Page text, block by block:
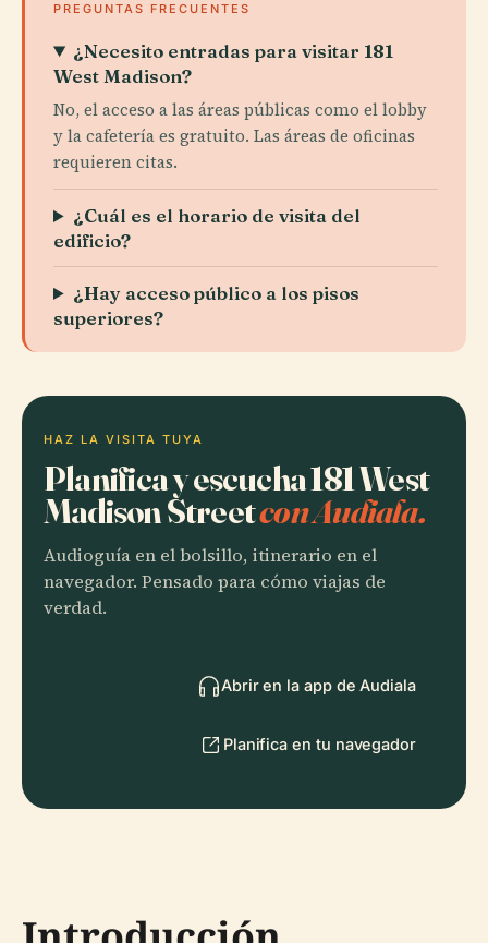
PREGUNTAS FRECUENTES
¿Necesito entradas para visitar 181
West Madison?
No, el acceso a las áreas públicas como el lobby
y la cafetería es gratuito. Las áreas de oficinas
requieren citas.
¿Cuál es el horario de visita del
edificio?
¿Hay acceso público a los pisos
superiores?
HAZ LA VISITA TUYA
Planifica y escucha 181 West
Madison Streetcon Audiala.
Audioguía en el bolsillo, itinerario en el
navegador. Pensado para cómo viajas de
verdad.
Abrir en la app de Audiala
Planifica en tu navegador